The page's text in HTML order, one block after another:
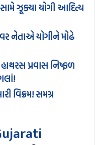
સામે ઝૂક્યા યોગી આદિત્ય
નેતાએ યોગીને મોઢે
હાથરસ પ્રવાસ નિષ્ફળ
વિક્રમ! સમગ્ર